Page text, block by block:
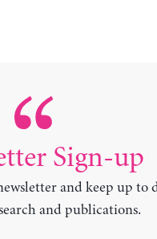
Sign-up
and keep up to
and publications.